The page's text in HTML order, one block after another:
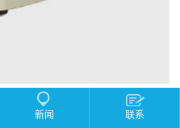
新闻 联系